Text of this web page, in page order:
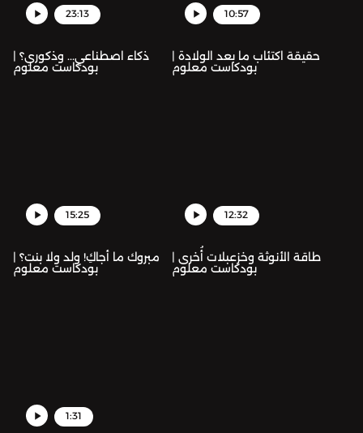
23:13
ذكاء اصطناعي... وذكوري؟ |
بودكاست معلوم
10:57
حقيقة اكتئاب ما بعد الولادة |
بودكاست معلوم
15:25
مبروك ما أجاكِ! ولد ولا بنت؟ |
بودكاست معلوم
12:32
طاقة الأنوثة وخزعبلات أُخرى |
بودكاست معلوم
1:31